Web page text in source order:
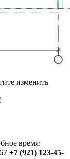
изменить
время:
+7 (921) 123-45-